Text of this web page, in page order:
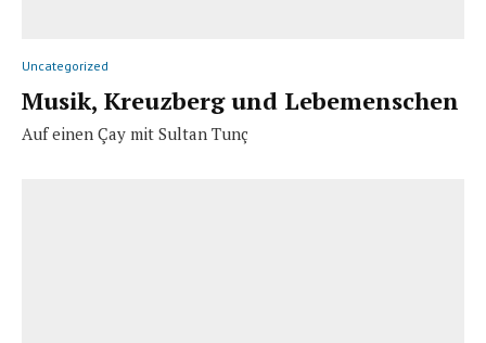
Uncategorized
Musik, Kreuzberg und Lebemenschen
Auf einen Çay mit Sultan Tunç